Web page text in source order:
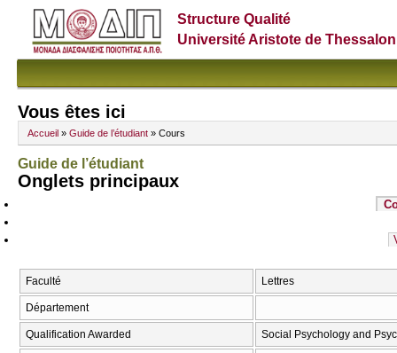
Structure Qualité
Université Aristote de
Vous êtes ici
Accueil » Guide de l’étudiant » Cours
Guide de l’étudiant
Onglets principaux
Faculté Lettres
Département
Qualification Awarded Social Psychology and